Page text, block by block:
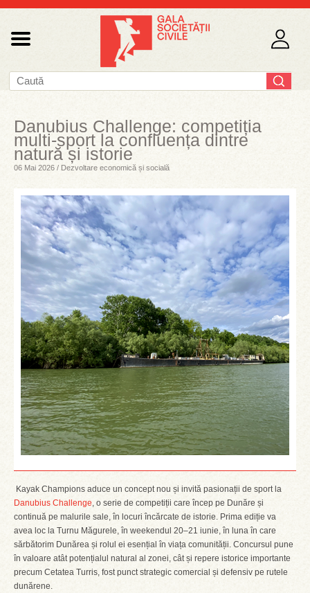
Danubius Challenge: competiția
multi-sport la confluența dintre
natură și istorie
06 Mai 2026 / Dezvoltare economică și socială
Kayak Champions aduce un concept nou și invită pasionații de sport la
Danubius Challenge, o serie de competiții care încep pe Dunăre și
continuă pe malurile sale, în locuri încărcate de istorie. Prima ediție va
avea loc la Turnu Măgurele, în weekendul 20–21 iunie, în luna în care
sărbătorim Dunărea și rolul ei esențial în viața comunității. Concursul pune
în valoare atât potențialul natural al zonei, cât și repere istorice importante
precum Cetatea Turris, fost punct strategic comercial și defensiv pe rutele
dunărene.